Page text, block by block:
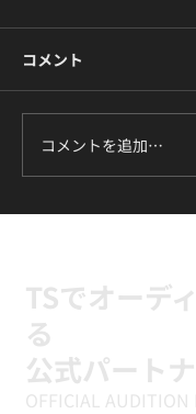
コメント
コメントを追加…
TSでオーデ
る
公式パート
OFFICIAL AUDITION